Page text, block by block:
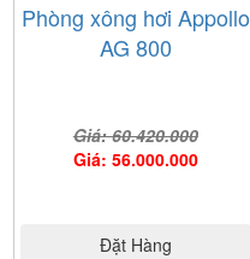
Phòng xông hơi Appollo
AG 800
Giá: 60.420.000
Giá: 56.000.000
Đặt Hàng